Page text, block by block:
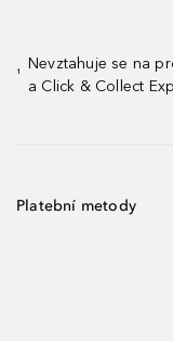
¹
Nevztahuje se na
a Click & Collect
Platební metody